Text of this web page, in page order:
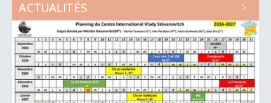
ACTUALITÉS